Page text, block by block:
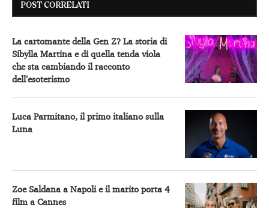
POST CORRELATI
La cartomante della Gen Z? La storia di
Sibylla Martina e di quella tenda viola
che sta cambiando il racconto
dell’esoterismo
Luca Parmitano, il primo italiano sulla
Luna
Zoe Saldana a Napoli e il marito porta 4
film a Cannes